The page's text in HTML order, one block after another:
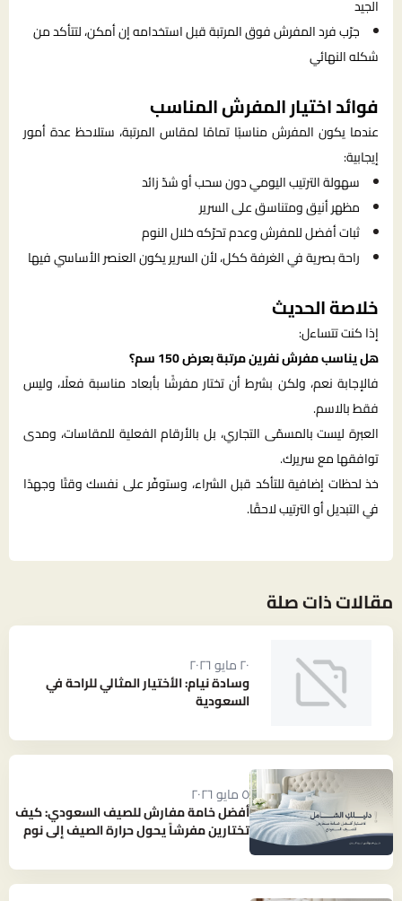
الجيد
جرّب فرد المفرش فوق المرتبة قبل استخدامه إن أمكن، لتتأكد من
شكله النهائي
فوائد اختيار المفرش المناسب
عندما يكون المفرش مناسبًا تمامًا لمقاس المرتبة، ستلاحظ عدة أمور
إيجابية:
سهولة الترتيب اليومي دون سحب أو شدّ زائد
مظهر أنيق ومتناسق على السرير
ثبات أفضل للمفرش وعدم تحرّكه خلال النوم
راحة بصرية في الغرفة ككل، لأن السرير يكون العنصر الأساسي فيها
خلاصة الحديث
إذا كنت تتساءل:
هل يناسب مفرش نفرين مرتبة بعرض 150 سم؟
فالإجابة نعم، ولكن بشرط أن تختار مفرشًا بأبعاد مناسبة فعلًا، وليس
فقط بالاسم.
العبرة ليست بالمسمّى التجاري، بل بالأرقام الفعلية للمقاسات، ومدى
توافقها مع سريرك.
خذ لحظات إضافية للتأكد قبل الشراء، وستوفّر على نفسك وقتًا وجهدًا
في التبديل أو الترتيب لاحقًا.
مقالات ذات صلة
٢٠ مايو ٢٠٢٦
وسادة نيام: الأختيار المثالي للراحة في
السعودية
٥ مايو ٢٠٢٦
أفضل خامة مفارش للصيف السعودي: كيف
تختارين مفرشاً يحول حرارة الصيف إلى نوم